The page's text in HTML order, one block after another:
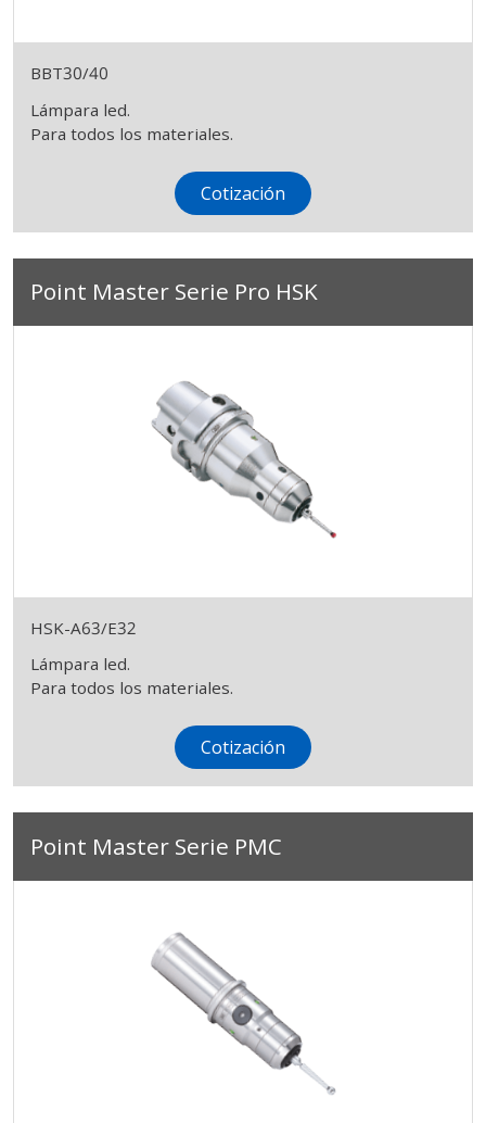
BBT30/40
Lámpara led.
Para todos los materiales.
Cotización
Point Master Serie Pro HSK
HSK-A63/E32
Lámpara led.
Para todos los materiales.
Cotización
Point Master Serie PMC